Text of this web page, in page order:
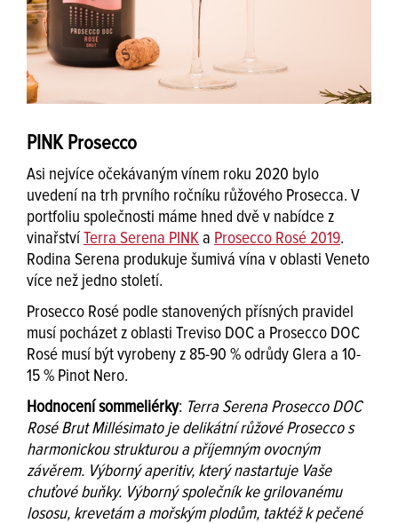
PINK Prosecco
Asi nejvíce očekávaným vínem roku 2020 bylo
uvedení na trh prvního ročníku růžového Prosecca. V
portfoliu společnosti máme hned dvě v nabídce z
vinařství Terra Serena PINK a Prosecco Rosé 2019.
Rodina Serena produkuje šumivá vína v oblasti Veneto
více než jedno století.
Prosecco Rosé podle stanovených přísných pravidel
musí pocházet z oblasti Treviso DOC a Prosecco DOC
Rosé musí být vyrobeny z 85-90 % odrůdy Glera a 10-
15 % Pinot Nero.
Hodnocení sommeliérky: Terra Serena Prosecco DOC
Rosé Brut Millésimato je delikátní růžové Prosecco s
harmonickou strukturou a příjemným ovocným
závěrem. Výborný aperitiv, který nastartuje Vaše
chuťové buňky. Výborný společník ke grilovanému
lososu, krevetám a mořským plodům, taktéž k pečené